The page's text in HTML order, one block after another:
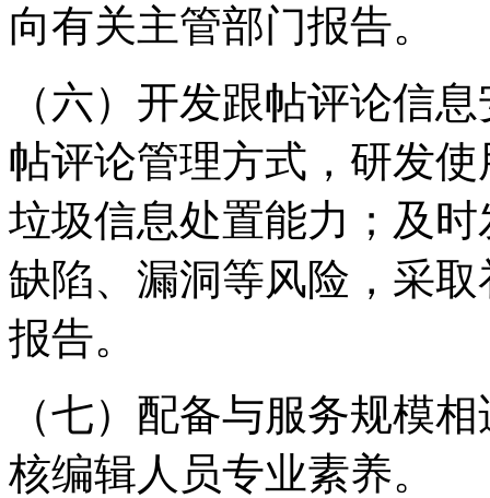
向有关主管部门报告。
（六）开发跟帖评论信
帖评论管理方式，研发
垃圾信息处置能力；及
缺陷、漏洞等风险，采
报告。
（七）配备与服务规模
核编辑人员专业素养。